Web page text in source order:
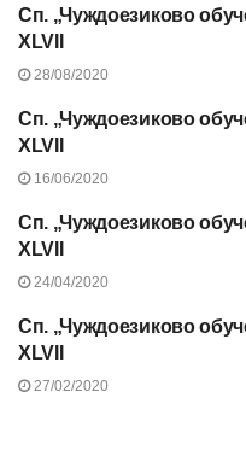
СЪДЪРЖАНИЕ НА СП.
"ЧУЖДОЕЗИКОВО
ОБУЧЕНИЕ", 2020 Г.
Сп. „Чуждоезиково
XLVII
28/08/2020
СЪДЪРЖАНИЕ НА СП.
"ЧУЖДОЕЗИКОВО
ОБУЧЕНИЕ", 2020 Г.
Сп. „Чуждоезиково
XLVII
16/06/2020
СЪДЪРЖАНИЕ НА СП.
"ЧУЖДОЕЗИКОВО
ОБУЧЕНИЕ", 2020 Г.
Сп. „Чуждоезиково
XLVII
24/04/2020
СЪДЪРЖАНИЕ НА СП.
"ЧУЖДОЕЗИКОВО
ОБУЧЕНИЕ", 2020 Г.
Сп. „Чуждоезиково
XLVII
27/02/2020